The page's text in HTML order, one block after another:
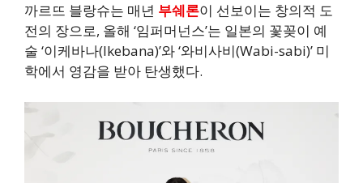
까르뜨 블랑슈는 매년 부쉐론이 선보이는 창의적 도
전의 장으로, 올해 ‘임퍼머넌스’는 일본의 꽃꽂이 예
술 ‘이케바나(Ikebana)’와 ‘와비사비(Wabi-sabi)’ 미
학에서 영감을 받아 탄생했다.